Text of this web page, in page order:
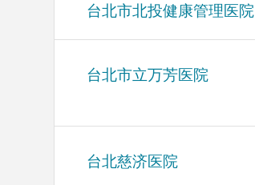
台北市北投健康管理医院
台北市立万芳医院
台北慈济医院